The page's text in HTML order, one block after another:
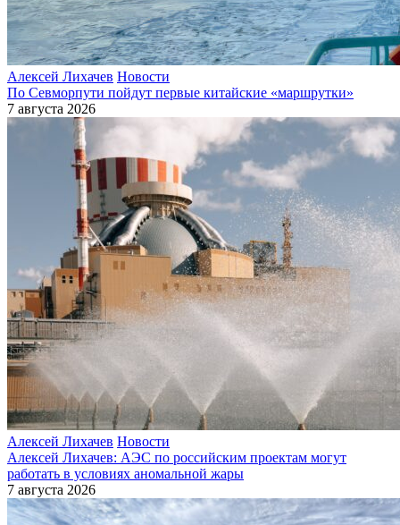
Алексей Лихачев Новости
По Севморпути пойдут первые китайские «маршрутки»
7 августа 2026
Алексей Лихачев Новости
Алексей Лихачев: АЭС по российским проектам могут
работать в условиях аномальной жары
7 августа 2026